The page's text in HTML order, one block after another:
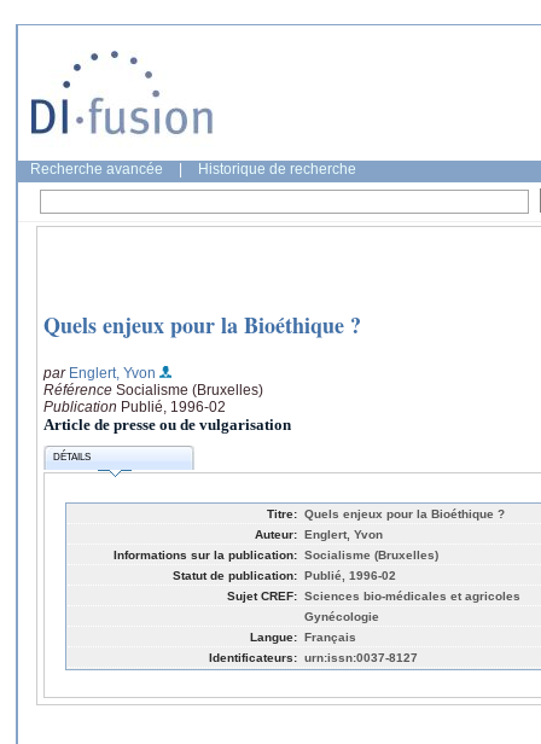
Recherche avancée Historique de recherche
Quels enjeux pour la Bioéthique ?
par Englert, Yvon
Référence Socialisme (Bruxelles)
Publication Publié, 1996-02
Article de presse ou de vulgarisation
DÉTAILS
Titre: Quels enjeux pour la Bioéthique ?
Auteur: Englert, Yvon
Informations sur la publication: Socialisme (Bruxelles)
Statut de publication: Publié, 1996-02
Sujet CREF: Sciences bio-médicales et agricoles
Gynécologie
Langue: Français
Identificateurs: urn:issn:0037-8127